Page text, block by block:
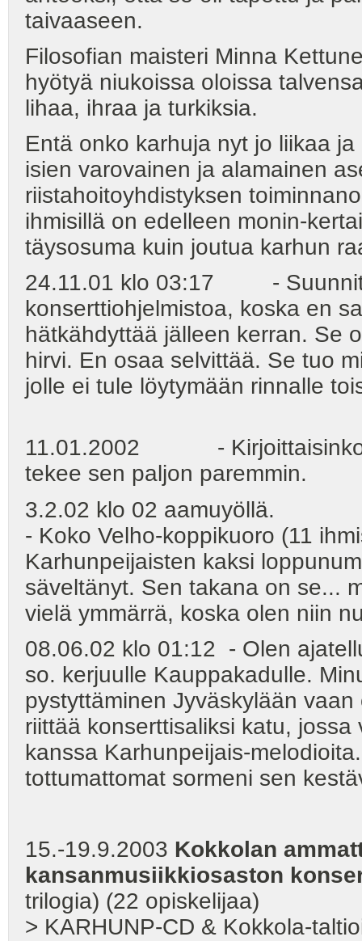
taivaaseen.
Filosofian maisteri Minna
hyötyä niukoissa oloissa
lihaa, ihraa ja turkiksia.
Entä onko karhuja nyt jo liikaa
isien varovainen ja alamainen
riistahoitoyhdistyksen
ihmisillä on edelleen monin-
täysosuma kuin joutua karhun
24.11.01 klo 03:17 -
konserttiohjelmistoa, koska en
hätkähdyttää jälleen kerran. Se
hirvi. En osaa selvittää. Se tuo
jolle ei tule löytymään rinnalle
11.01.2002 - Kirjoittaisinko
tekee sen paljon paremmin.
3.2.02 klo 02 aamuyöllä.
- Koko Velho-koppikuoro (11
Karhunpeijaisten kaksi
säveltänyt. Sen takana on se...
vielä ymmärrä, koska olen niin
08.06.02 klo 01:12 - Olen
so. kerjuulle Kauppakadulle.
pystyttäminen Jyväskylään
riittää konserttisaliksi katu,
kanssa Karhunpeijais-
tottumattomat sormeni sen
15.-19.9.2003 Kokkolan
kansanmusiikkiosaston
trilogia) (22 opiskelijaa)
> KARHUNP-CD & Kokkola-